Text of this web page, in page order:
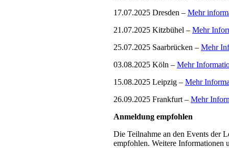
17.07.2025 Dresden – Mehr
21.07.2025 Kitzbühel – Mehr
25.07.2025 Saarbrücken – Mehr
03.08.2025 Köln – Mehr
15.08.2025 Leipzig – Mehr
26.09.2025 Frankfurt – Mehr
Anmeldung empfohlen
Die Teilnahme an den Events der
empfohlen. Weitere Informationen